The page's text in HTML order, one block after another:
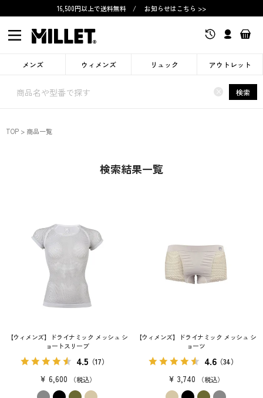
16,500円以上で送料無料 / お知らせはこちら >>
メンズ ウィメンズ リュック アウトレット
× 検索
TOP 商品一覧
検索結果一覧
【ウィメンズ】ドライナミック メッシュ シ
ョートスリーブ
4.5 （17）
¥ 6,600 税込
【ウィメンズ】ドライナミック メッシュ シ
ョーツ
4.6（34）
¥ 3,740 税込